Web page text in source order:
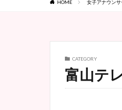
HOME 女子アナウンサ
CATEGORY
富山テ